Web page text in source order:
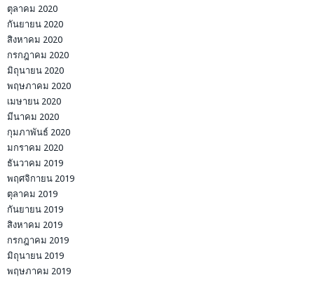
ตุลาคม 2020
กันยายน 2020
สิงหาคม 2020
กรกฎาคม 2020
มิถุนายน 2020
พฤษภาคม 2020
เมษายน 2020
มีนาคม 2020
กุมภาพันธ์ 2020
มกราคม 2020
ธันวาคม 2019
พฤศจิกายน 2019
ตุลาคม 2019
กันยายน 2019
สิงหาคม 2019
กรกฎาคม 2019
มิถุนายน 2019
พฤษภาคม 2019